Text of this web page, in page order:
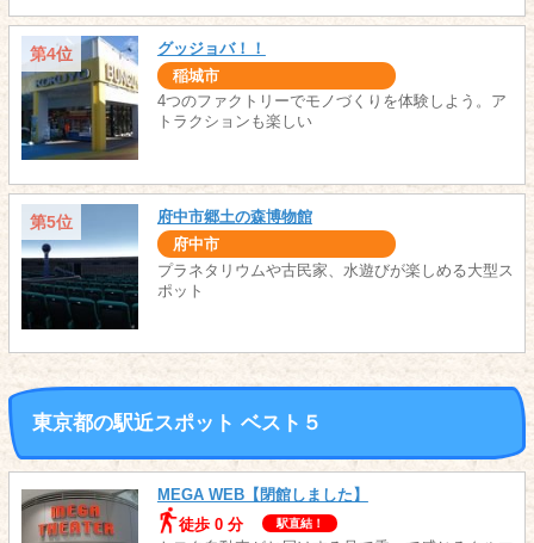
第4位 グッジョバ！！
稲城市
4つのファクトリーでモノづくりを体験しよう。ア
トラクションも楽しい
第5位 府中市郷土の森博物館
府中市
プラネタリウムや古民家、水遊びが楽しめる大型ス
ポット
東京都の駅近スポット ベスト５
MEGA WEB【閉館しました】
徒歩 0 分
駅直結！